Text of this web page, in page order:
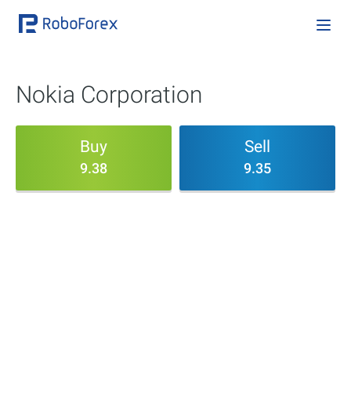
Nokia Corporation
Buy
9.38
Sell
9.35